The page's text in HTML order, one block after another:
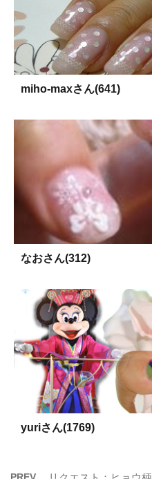
miho-maxさん(641)
なおさん(312)
yuriさん(1769)